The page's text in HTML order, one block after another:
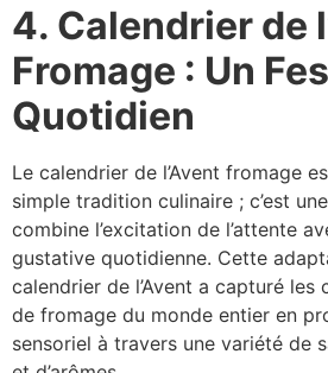
4. Calendrier de
Fromage : Un
Quotidien
Le calendrier de l’Avent fromage
simple tradition culinaire ; c’est
combine l’excitation de l’attente
gustative quotidienne. Cette
calendrier de l’Avent a capturé
de fromage du monde entier en
sensoriel à travers une variété de